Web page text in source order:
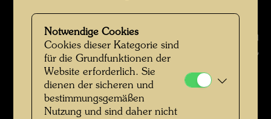
Jim und Jennifer Cottier auf dem Wasserweg zwischen Farmhaus und
Bucht , Fotograf: Unbekannt Unknown © Hundertwasser Archiv
Hundertwasser in Kaurinui Valley
Bildergalerie öffnen
Notwendige Cookies
Cookies dieser Kategorie sind
für die Grundfunktionen der
Website erforderlich. Sie
dienen der sicheren und
bestimmungsgemäßen
Nutzung und sind daher nicht